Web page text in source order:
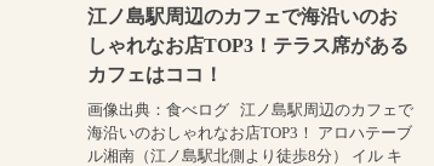
江ノ島駅周辺のカフェで海沿いのお
しゃれなお店TOP3！テラス席がある
カフェはココ！
画像出典：食べログ 江ノ島駅周辺のカフェで
海沿いのおしゃれなお店TOP3！ アロハテーブ
ル湘南（江ノ島駅北側より徒歩8分） イル キ